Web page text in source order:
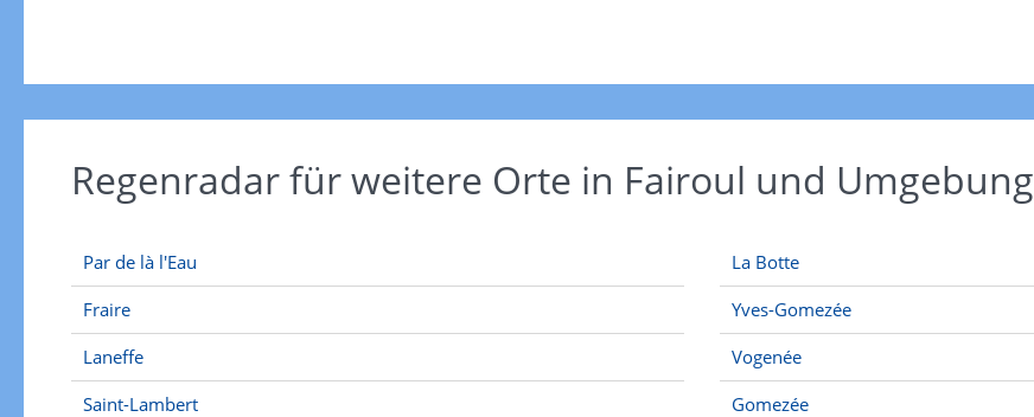
Regenradar für weitere Orte in Fairoul und Umgebung
Par de là l'Eau
Fraire
Laneffe
Saint-Lambert
La Botte
Yves-Gomezée
Vogenée
Gomezée